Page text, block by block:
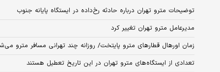
توضیحات مترو تهران درباره حادثه رخ‌داده در ایستگاه پایانه جنوب
مدیرعامل مترو تهران تغییر کرد
زمان اورهال قطار‌های مترو پایتخت/ روزانه چند تهرانی مسافر مترو
تعدادی از ایستگاه‌های مترو تهران در این تاریخ تعطیل هستند